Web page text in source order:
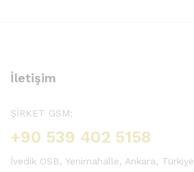
İletişim
ŞİRKET GSM:
+90 539 402 5158
İvedik OSB, Yenimahalle, Ankara, Türkiye